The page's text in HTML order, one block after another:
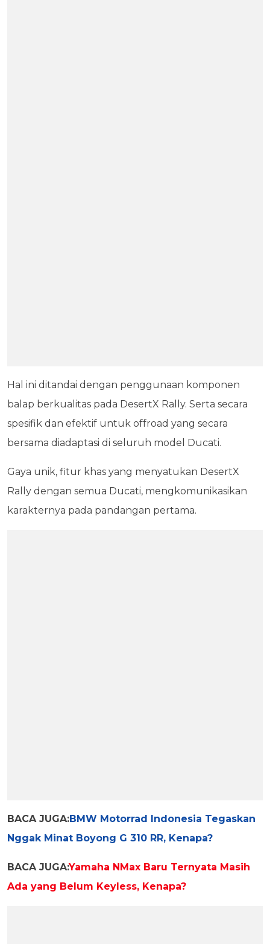
Hal ini ditandai dengan penggunaan komponen
balap berkualitas pada DesertX Rally. Serta secara
spesifik dan efektif untuk offroad yang secara
bersama diadaptasi di seluruh model Ducati.
Gaya unik, fitur khas yang menyatukan DesertX
Rally dengan semua Ducati, mengkomunikasikan
karakternya pada pandangan pertama.
BACA JUGA:BMW Motorrad Indonesia Tegaskan
Nggak Minat Boyong G 310 RR, Kenapa?
BACA JUGA:Yamaha NMax Baru Ternyata Masih
Ada yang Belum Keyless, Kenapa?